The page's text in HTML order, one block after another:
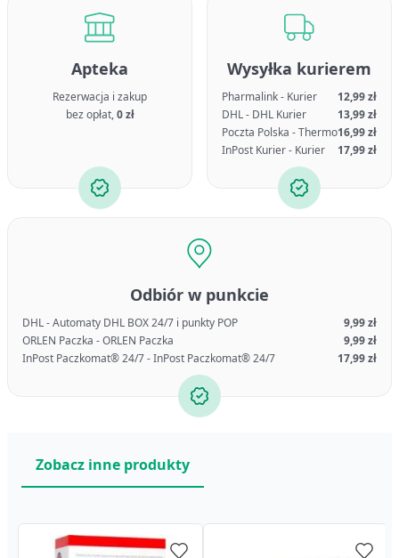
Apteka
Rezerwacja i zakup
bez opłat,0 zł
Wysyłka kurierem
Pharmalink - Kurier
12,99 zł
DHL - DHL Kurier
13,99 zł
Poczta Polska - Thermo16,99 zł
InPost Kurier - Kurier
17,99 zł
Odbiór w punkcie
DHL - Automaty DHL BOX 24/7 i punkty POP
9,99 zł
ORLEN Paczka - ORLEN Paczka
9,99 zł
InPost Paczkomat® 24/7 - InPost Paczkomat® 24/7
17,99 zł
Zobacz inne produkty